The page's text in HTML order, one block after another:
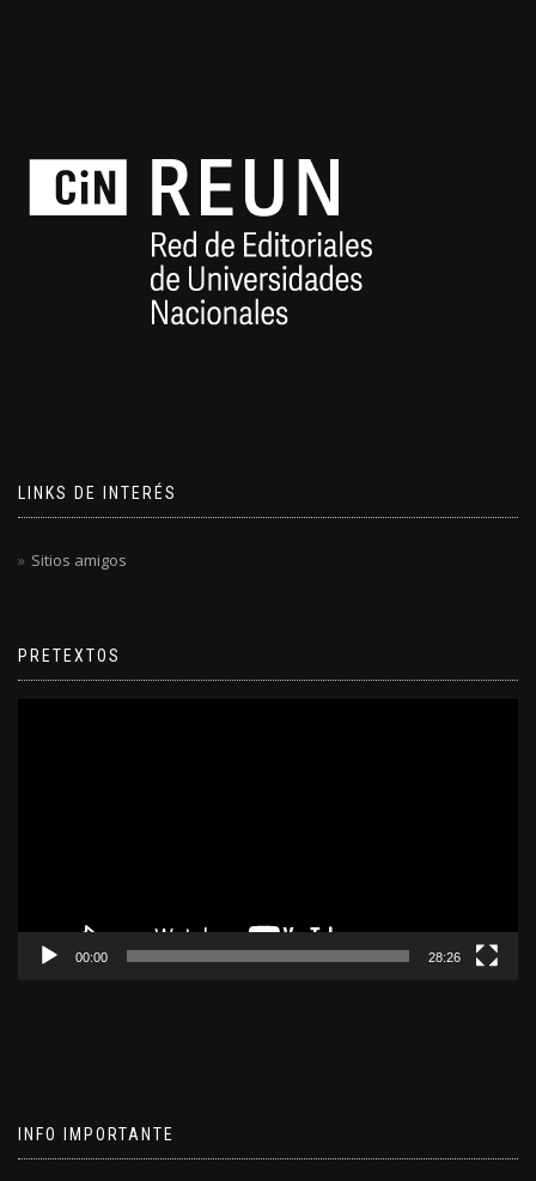
LINKS DE INTERÉS
Sitios amigos
PRETEXTOS
00:00 28:26
INFO IMPORTANTE